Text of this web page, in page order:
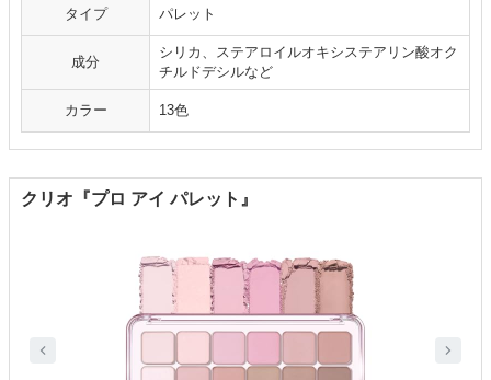
タイプ パレット
成分
シリカ、ステアロイルオキシステアリン酸オク
チルドデシルなど
カラー 13色
クリオ『プロ アイ パレット』